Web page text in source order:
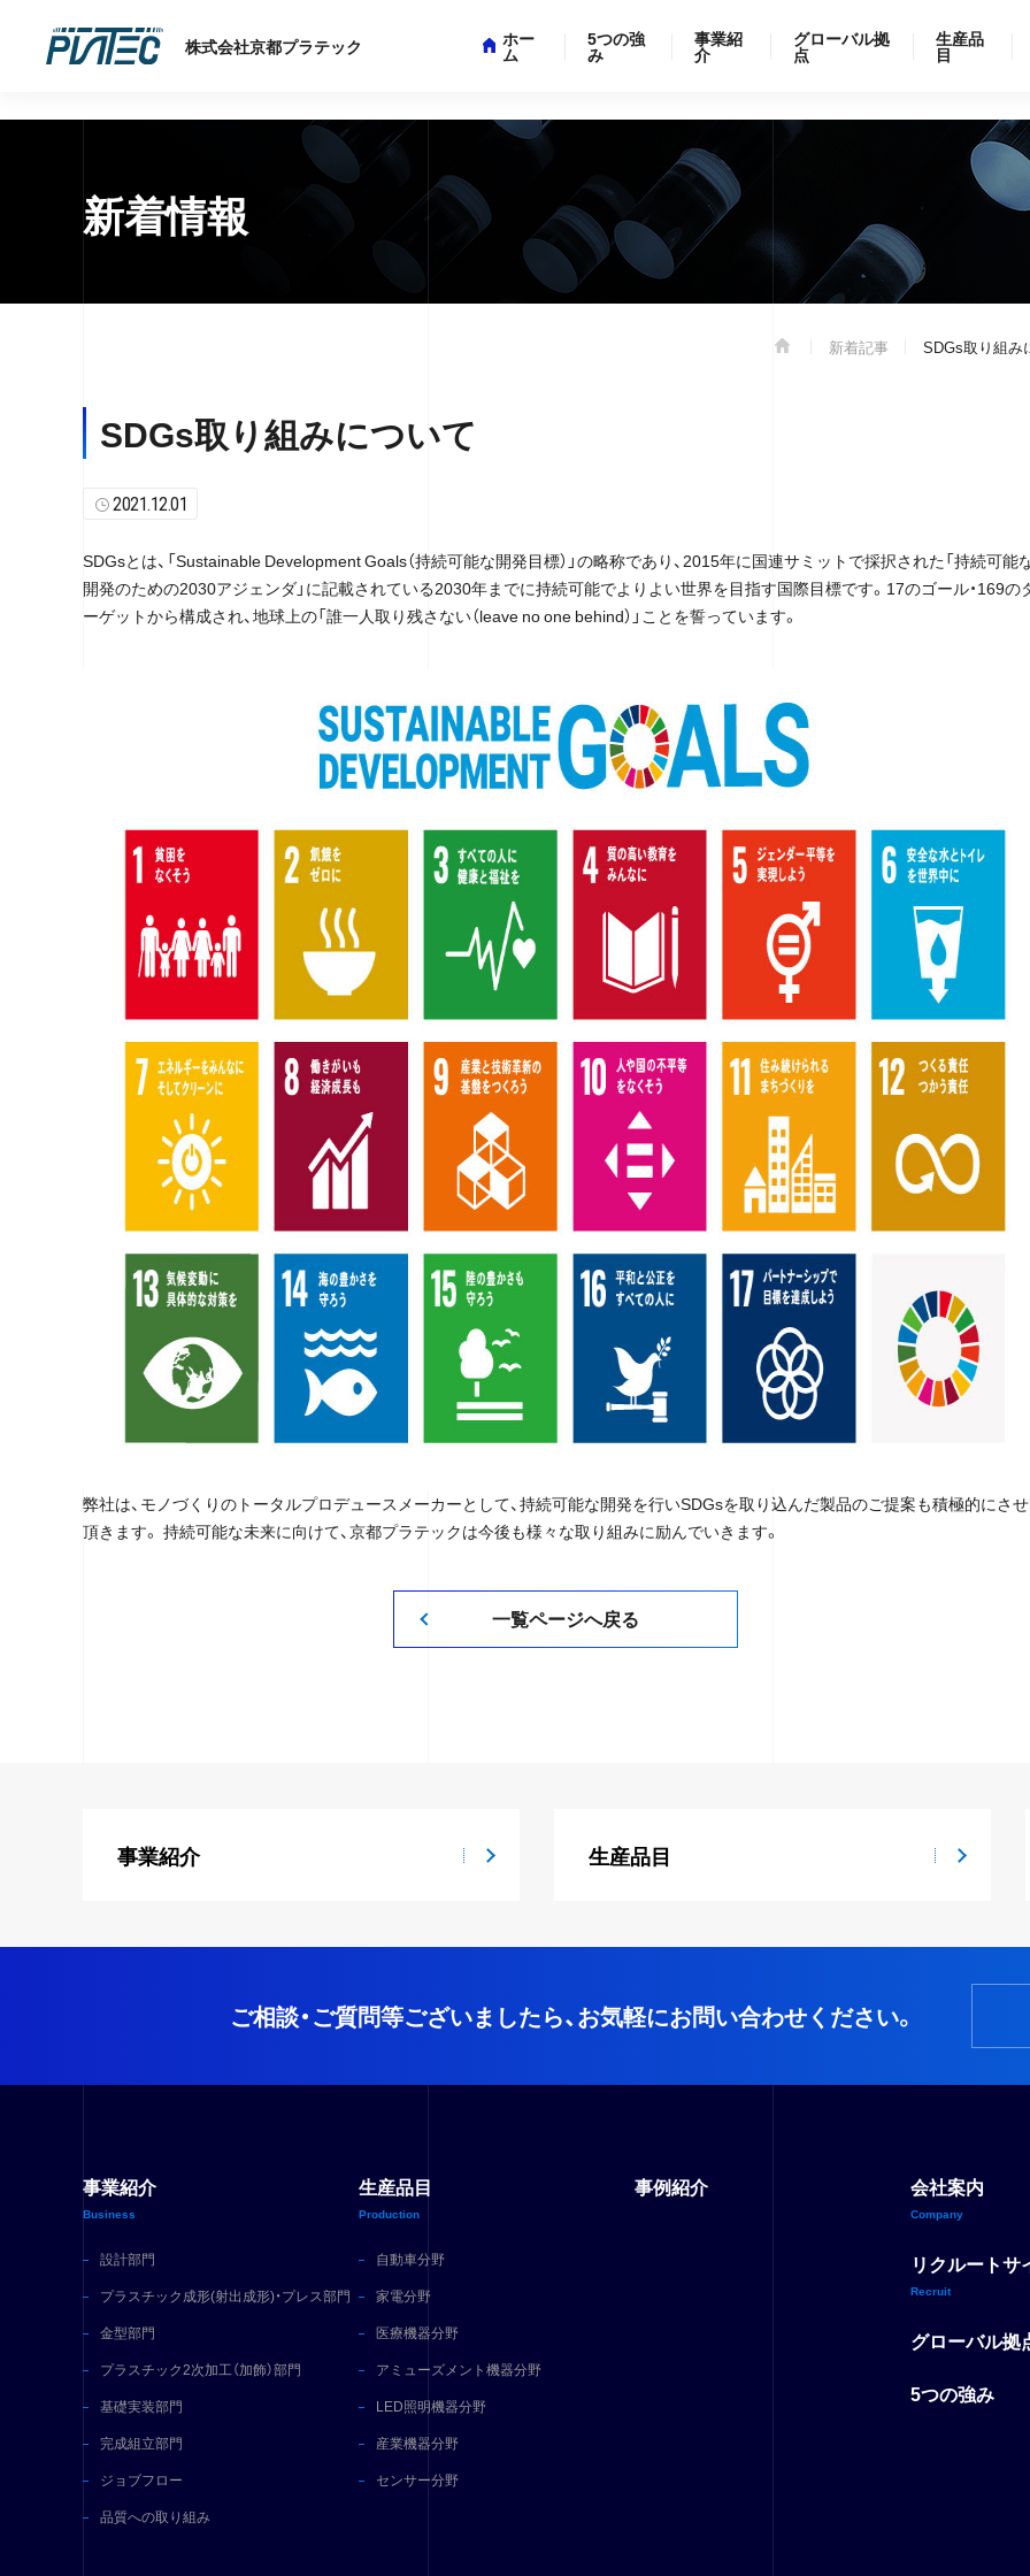
株式会社京都プラテック
ホー
ム
5つの強
み
事業紹
介
グローバル拠
点
生産品
目
新着情報
新着記事 SDGs取り組み
SDGs取り組みについて
2021.12.01
SDGsとは、「Sustainable Development Goals（持続可能な開発目標）」の略称であり、2015年に国連サミットで採択された「持続可能
開発のための2030アジェンダ」に記載されている2030年までに持続可能でよりよい世界を目指す国際目標です。17のゴール・169の
ーゲットから構成され、地球上の「誰一人取り残さない（leave no one behind）」ことを誓っています。
弊社は、モノづくりのトータルプロデュースメーカーとして、持続可能な開発を行いSDGsを取り込んだ製品のご提案も積極的にさ
頂きます。 持続可能な未来に向けて、京都プラテックは今後も様々な取り組みに励んでいきます。
一覧ページへ戻る
事業紹介 生産品目
ご相談・ご質問等ございましたら、お気軽にお問い合わせください。
事業紹介
Business
設計部門
プラスチック成形(射出成形)・プレス部門
金型部門
プラスチック2次加工（加飾）部門
基礎実装部門
完成組立部門
ジョブフロー
品質への取り組み
生産品目
Production
自動車分野
家電分野
医療機器分野
アミューズメント機器分野
LED照明機器分野
産業機器分野
センサー分野
事例紹介 会社案内
Company
リクルートサ
Recruit
グローバル拠
5つの強み